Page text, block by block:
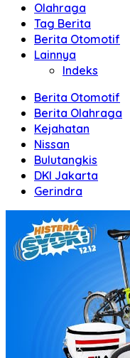
Olahraga
Tag Berita
Berita Otomotif
Lainnya
Indeks
Berita Otomotif
Berita Olahraga
Kejahatan
Nissan
Bulutangkis
DKI Jakarta
Gerindra